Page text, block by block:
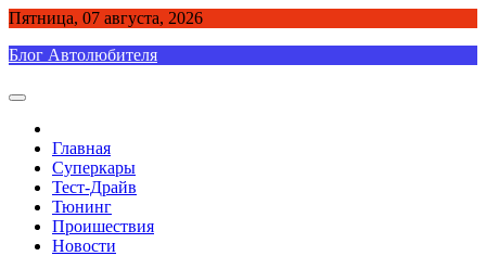
Skip
content
Пятница, 07 августа, 2026
Блог Автолюбителя
Главная
Суперкары
Тест-Драйв
Тюнинг
Проишествия
Новости